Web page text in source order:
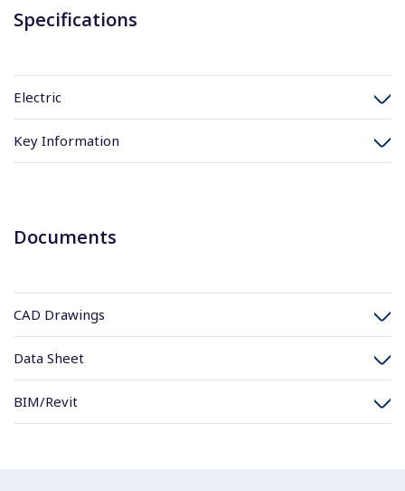
Specifications
Electric
Key Information
Documents
CAD Drawings
Data Sheet
BIM/Revit